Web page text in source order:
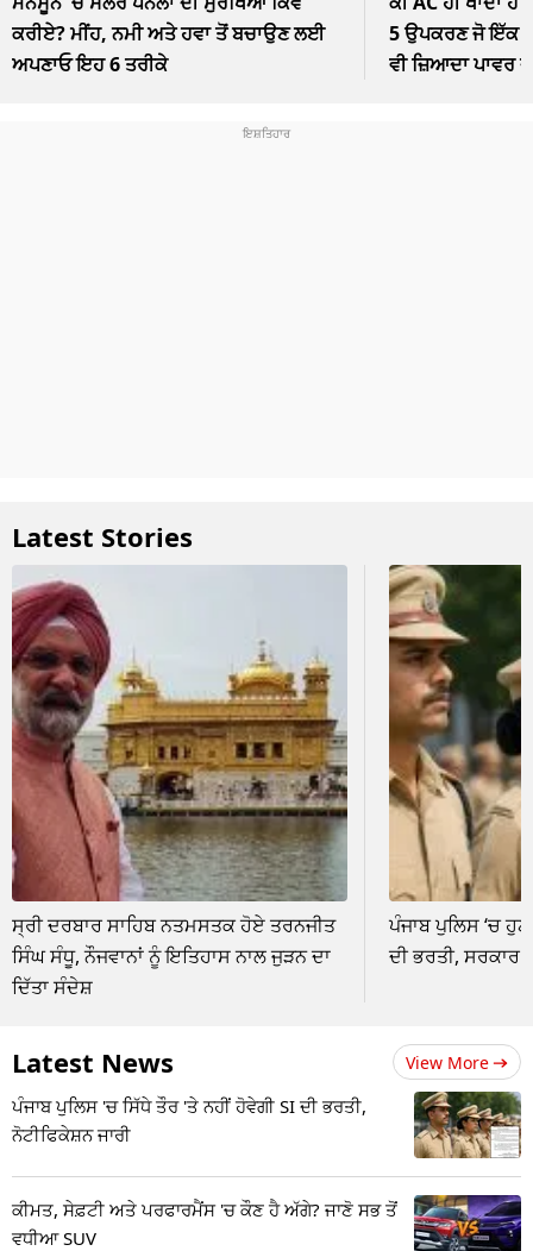
ਕਰੀਏ? ਮੀਂਹ, ਨਮੀ ਅਤੇ ਹਵਾ ਤੋਂ ਬਚਾਉਣ ਲਈ
ਅਪਣਾਓ ਇਹ 6 ਤਰੀਕੇ
5 ਉਪਕਰਣ ਜੋ ਇੱਕ
ਵੀ ਜ਼ਿਆਦਾ ਪਾਵਰ
Latest Stories
ਸ੍ਰੀ ਦਰਬਾਰ ਸਾਹਿਬ ਨਤਮਸਤਕ ਹੋਏ ਤਰਨਜੀਤ
ਸਿੰਘ ਸੰਧੂ, ਨੌਜਵਾਨਾਂ ਨੂੰ ਇਤਿਹਾਸ ਨਾਲ ਜੁੜਨ ਦਾ
ਦਿੱਤਾ ਸੰਦੇਸ਼
ਪੰਜਾਬ ਪੁਲਿਸ ‘ਚ
ਦੀ ਭਰਤੀ, ਸਰਕਾਰ
Latest News View More
ਪੰਜਾਬ ਪੁਲਿਸ 'ਚ ਸਿੱਧੇ ਤੌਰ 'ਤੇ ਨਹੀਂ ਹੋਵੇਗੀ SI ਦੀ ਭਰਤੀ,
ਨੋਟੀਫਿਕੇਸ਼ਨ ਜਾਰੀ
ਕੀਮਤ, ਸੇਫ਼ਟੀ ਅਤੇ ਪਰਫਾਰਮੈਂਸ 'ਚ ਕੌਣ ਹੈ ਅੱਗੇ? ਜਾਣੋ ਸਭ ਤੋਂ
ਵਧੀਆ SUV